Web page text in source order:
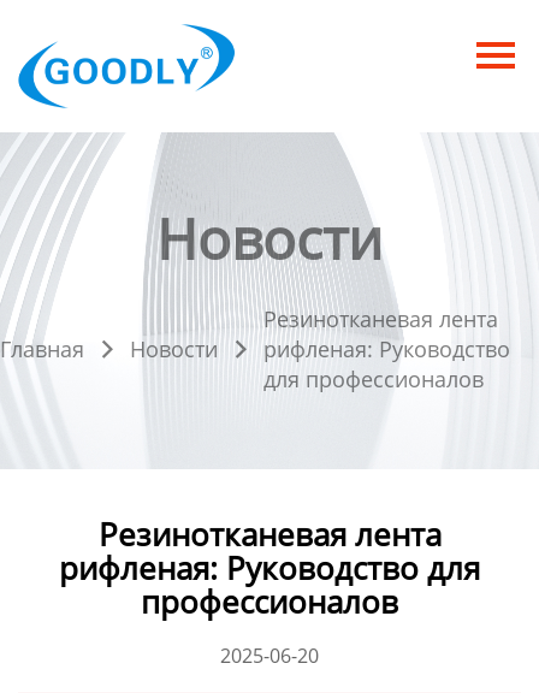
Продукция
ОТРАСЛИ
Категория
Новости
Контакты
Новости
Главная  Новости 
Резинотканевая лента
рифленая: Руководство
для профессионалов
Резинотканевая лента
рифленая: Руководство для
профессионалов
2025-06-20